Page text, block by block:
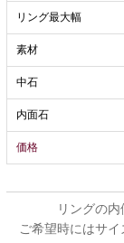
リング最大幅
素材
中石
内面石
価格
リングの
ご希望時にはサ